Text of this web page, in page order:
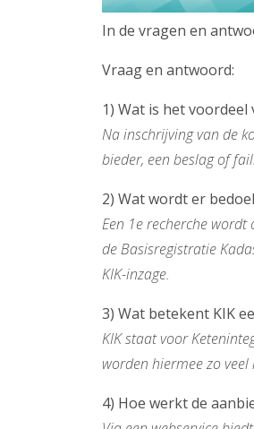
In de vragen en
Vraag en antwoord:
1) Wat is het
Na inschrijving van de
bieder, een beslag of
2) Wat wordt er
Een 1e recherche
de Basisregistratie
KIK-inzage.
3) Wat betekent KIK
KIK staat voor
worden hiermee zo
4) Hoe werkt de